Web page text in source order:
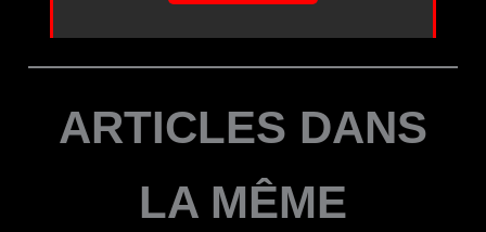
ARTICLES DANS
LA MÊME